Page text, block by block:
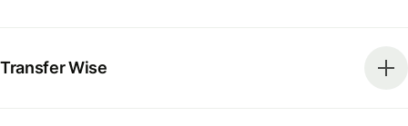
Transfer Wise